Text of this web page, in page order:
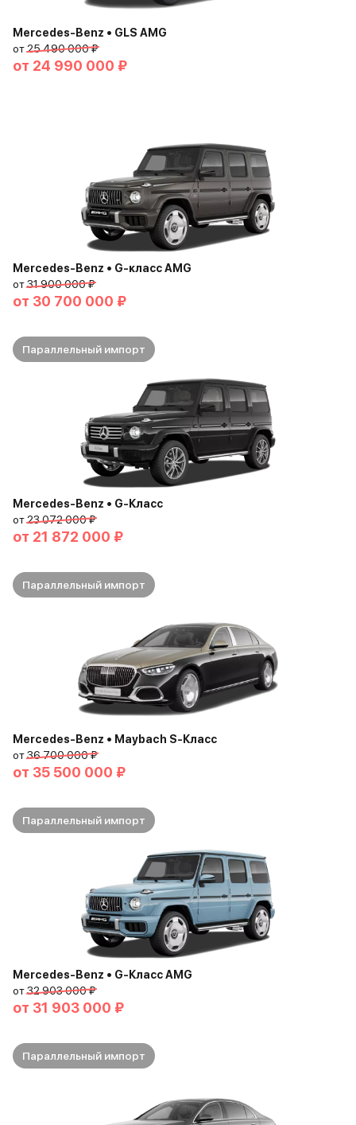
Mercedes-Benz • GLS AMG
от25 490 000 ₽
от 24 990 000 ₽
Mercedes-Benz • G-класс AMG
от31 900 000 ₽
от 30 700 000 ₽
Параллельный импорт
Mercedes-Benz • G-Класс
от23 072 000 ₽
от 21 872 000 ₽
Параллельный импорт
Mercedes-Benz • Maybach S-Класс
от36 700 000 ₽
от 35 500 000 ₽
Параллельный импорт
Mercedes-Benz • G-Класс AMG
от32 903 000 ₽
от 31 903 000 ₽
Параллельный импорт